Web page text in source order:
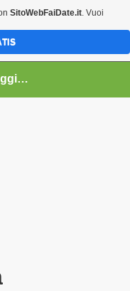
www.domenicoruggiero.it.gg
SitoWebFaiDate.it. Vuoi